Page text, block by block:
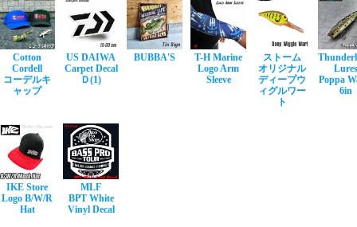
Cotton
Cordell
コーデルキ
ャップ
US DAIWA
Carpet Decal
Ｄ(1)
BUBBA'S
T-H Marine
Logo Arm
Sleeve
ストーム
オリジナル
ディープウ
ィグルワー
ト
Lures
Poppa
6in
IKE Store
Logo B/W/R
Hat
MLF
BPT White
Vinyl Decal